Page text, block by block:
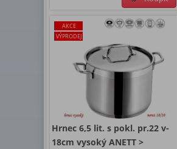
AKCE
VÝPRODEJ
Hrnec 6,5 lit. s pokl. pr.22 v-
18cm vysoký ANETT >